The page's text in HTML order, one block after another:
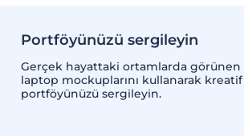
Portföyünüzü sergileyin
Gerçek hayattaki ortamlarda görünen
laptop mockuplarını kullanarak kreatif
portföyünüzü sergileyin.